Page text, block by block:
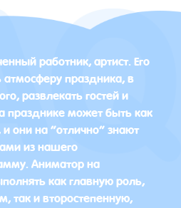
работник, артист. Его
праздника, в
развлекать гостей и
празднике может быть как
они на “отлично” знают
из нашего
Аниматор на
как главную роль,
так и второстепенную,